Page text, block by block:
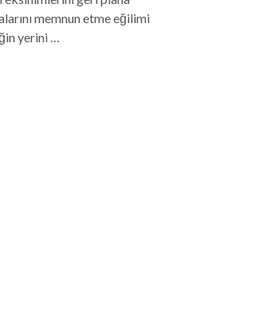
memnun etme eğilimi
yerini …